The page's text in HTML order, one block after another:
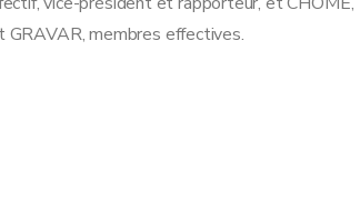
membres effectives.